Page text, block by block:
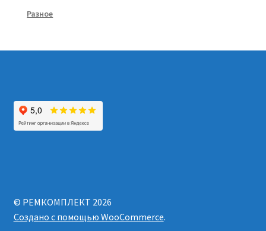
Разное
© РЕМКОМПЛЕКТ 2026
Создано с помощью WooCommerce.